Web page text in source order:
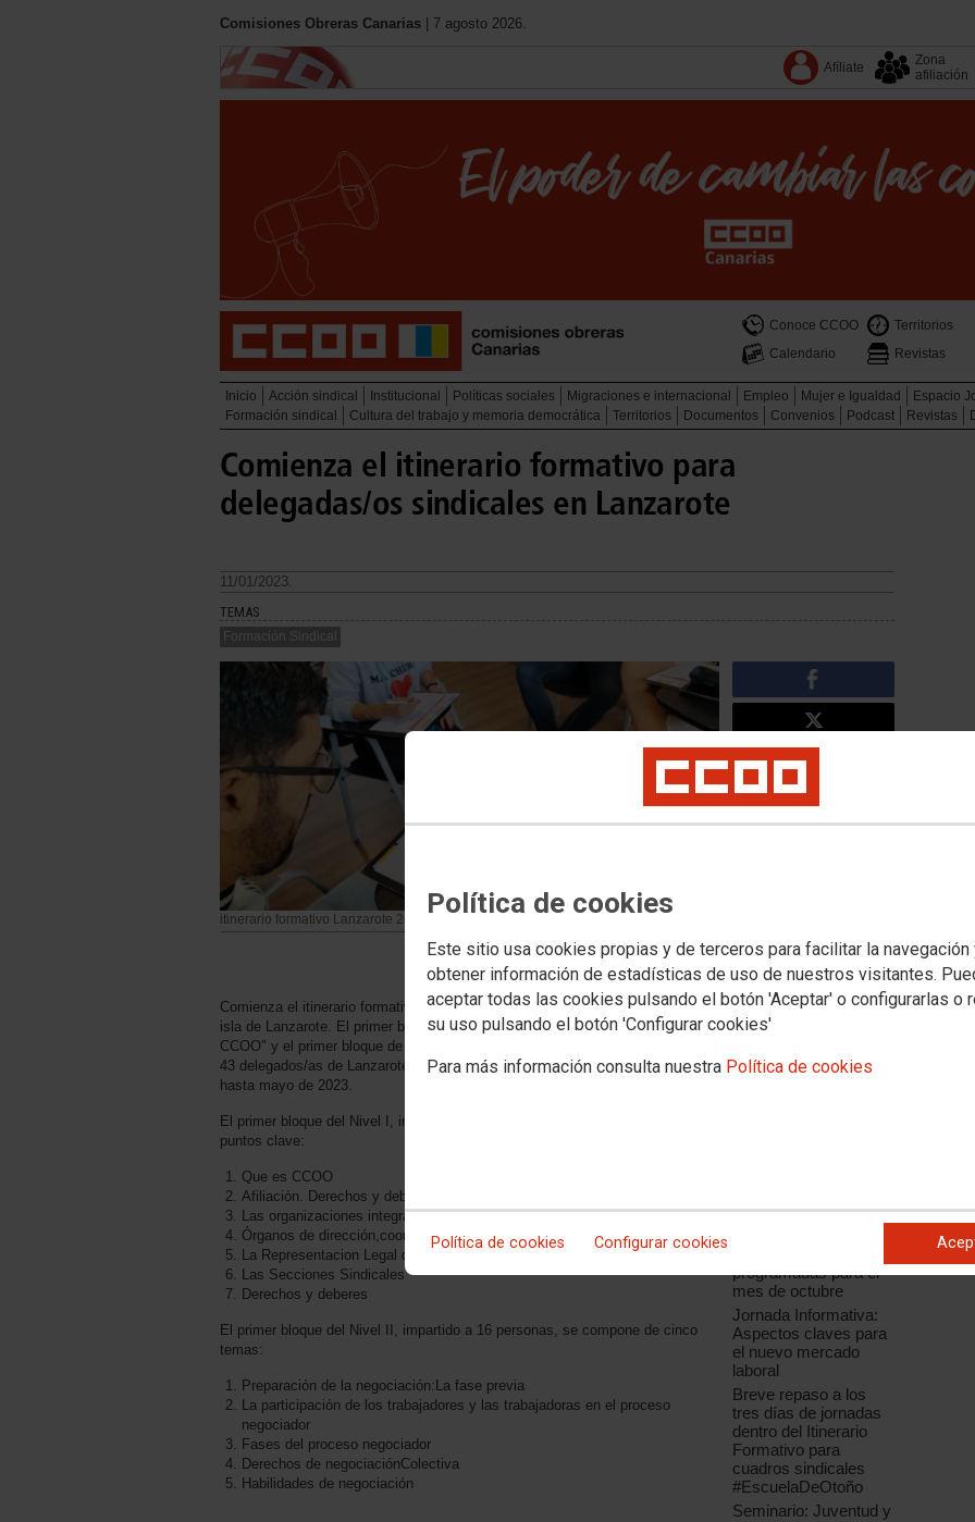
Política de cookies
Este sitio usa cookies propias y de terceros para facilitar la navegación
obtener información de estadísticas de uso de nuestros visitantes.
aceptar todas las cookies pulsando el botón 'Aceptar' o configurarlas o
su uso pulsando el botón 'Configurar cookies'
Para más información consulta nuestra Política de cookies
Política de cookies Configurar cookies
Comisiones Obreras Canarias | 7 agosto 2026.
Afíliate
Zona
afiliación
Conoce CCOO Territorios
Calendario
Revistas
Inicio Acción sindical Institucional Políticas sociales Migraciones e internacional Empleo Mujer e Igualdad Espacio
Formación sindical
Cultura del trabajo y memoria democrática Territorios Documentos Convenios Podcast Revistas
Comienza el itinerario formativo para
delegadas/os sindicales en Lanzarote
11/01/2023.
TEMAS
Formación Sindical
itinerario formativo Lanzarote 2023
Comienza el itinerario formativo para delegadas y delegados sindicales en la
isla de Lanzarote. El primer bloque de Nivel I sobre "Estructura y principios de
CCOO" y el primer bloque de Nivel II "Negociación colectiva 2".En total unos
43 delegados/as de Lanzarote participarán en este itinerario que se extiende
hasta mayo de 2023.
El primer bloque del Nivel I, impartido a 27 personas, se compone de siete
puntos clave:
Que es CCOO
Afiliación. Derechos y deberes
Las organizaciones integradas en CCOO
Órganos de dirección,coordinación y representación de CCOO
La Representacion Legal de las Personas Trabajadoras
Las Secciones Sindicales
Derechos y deberes
El primer bloque del Nivel II, impartido a 16 personas, se compone de cinco
temas:
Preparación de la negociación:La fase previa
La participación de los trabajadores y las trabajadoras en el proceso
negociador
Fases del proceso negociador
Derechos de negociaciónColectiva
Habilidades de negociación
Curso Básico de
Prevención de
Riesgos Laborales.
Modalidad on line (30
Horas)
Seminario nuevas
Realidades en las
sensibilización en
programadas para el
mes de octubre
Jornada Informativa:
Aspectos claves para
el nuevo mercado
laboral
Breve repaso a los
tres días de jornadas
dentro del Itinerario
Formativo para
cuadros sindicales
#EscuelaDeOtoño
Seminario: Juventud y